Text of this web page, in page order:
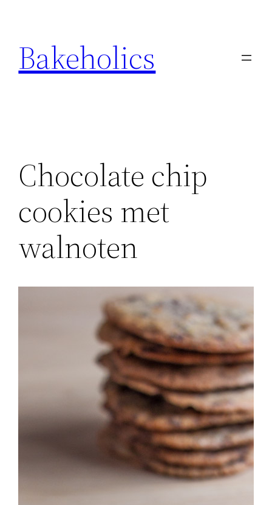
inhoud
Bakeholics
Chocolate chip
cookies met
walnoten